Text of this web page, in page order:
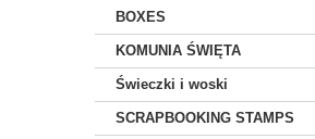
BOXES
KOMUNIA ŚWIĘTA
Świeczki i woski
SCRAPBOOKING STAMPS